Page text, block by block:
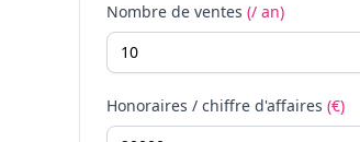
Nombre de ventes (/ an)
Honoraires / chiffre d'affaires (€)